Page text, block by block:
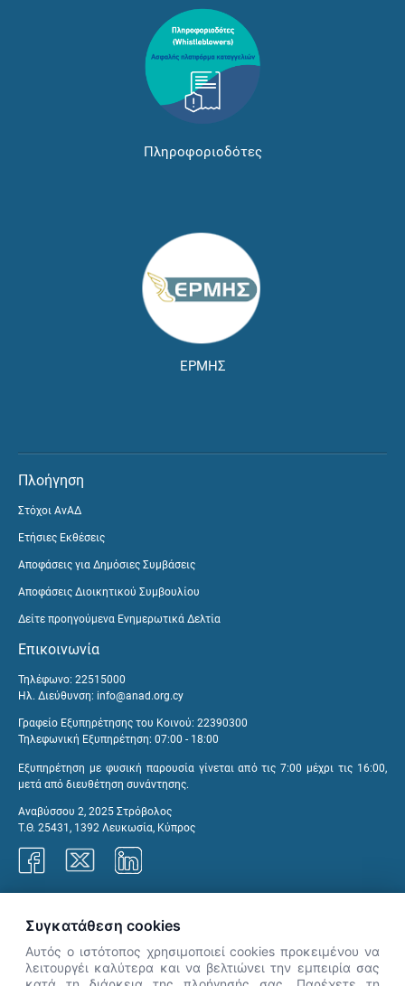
Πληροφοριοδότες
ΕΡΜΗΣ
Πλοήγηση
Στόχοι ΑνΑΔ
Ετήσιες Εκθέσεις
Αποφάσεις για Δημόσιες Συμβάσεις
Αποφάσεις Διοικητικού Συμβουλίου
Δείτε προηγούμενα Ενημερωτικά Δελτία
Επικοινωνία
Τηλέφωνο: 22515000
Ηλ. Διεύθυνση: info@anad.org.cy
Γραφείο Εξυπηρέτησης του Κοινού: 22390300
Τηλεφωνική Εξυπηρέτηση: 07:00 - 18:00
Εξυπηρέτηση με φυσική παρουσία γίνεται από τις 7:00 μέχρι τις 16:00,
μετά από διευθέτηση συνάντησης.
Αναβύσσου 2, 2025 Στρόβολος
Τ.Θ. 25431, 1392 Λευκωσία, Κύπρος
Συγκατάθεση cookies
Αυτός ο ιστότοπος χρησιμοποιεί cookies προκειμένου να
λειτουργέι καλύτερα και να βελτιώνει την εμπειρία σας